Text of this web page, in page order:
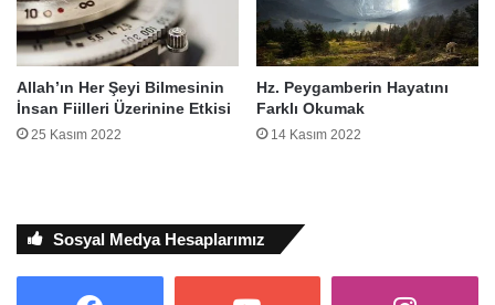
Allah’ın Her Şeyi Bilmesinin
İnsan Fiilleri Üzerinine Etkisi
25 Kasım 2022
Hz. Peygamberin Hayatını
Farklı Okumak
14 Kasım 2022
Sosyal Medya Hesaplarımız